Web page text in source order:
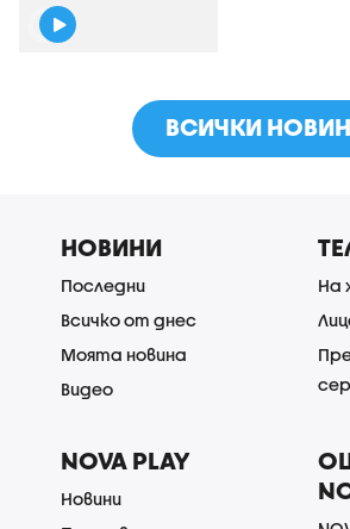
ВСИЧКИ
НОВИНИ
Последни
Всичко от днес
Моята новина
Видео
На
NOVA PLAY
Новини